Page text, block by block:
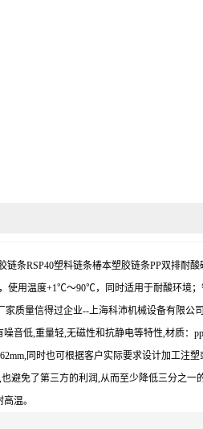
条RSP40塑料链条椿本塑胶链条PP双排
用温度+1℃～90℃，同时适用于耐酸环境
量信得过企业--上海科沛机械设备有限公
音低,重量轻,无磁性和抗静电等特性,材质：
同时也可根据客户实际要求设计加工
免了第三方的利润,从而至少降低三分之
温。